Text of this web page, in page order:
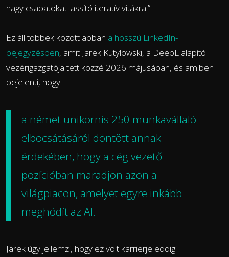
nagy csapatokat lassító iteratív vitákra.”
Ez áll többek között abban a hosszú LinkedIn-
bejegyzésben, amit Jarek Kutylowski, a DeepL alapító
vezérigazgatója tett közzé 2026 májusában, és amiben
bejelenti, hogy
a német unikornis 250 munkavállaló
elbocsátásáról döntött annak
érdekében, hogy a cég vezető
pozícióban maradjon azon a
világpiacon, amelyet egyre inkább
meghódít az AI.
Jarek úgy jellemzi, hogy ez volt karrierje eddigi